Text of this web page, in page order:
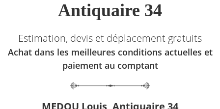
Antiquaire 34
Estimation, devis et déplacement gratuits
Achat dans les meilleures conditions actuelles et
paiement au comptant
MEDOU Louis, Antiquaire 34